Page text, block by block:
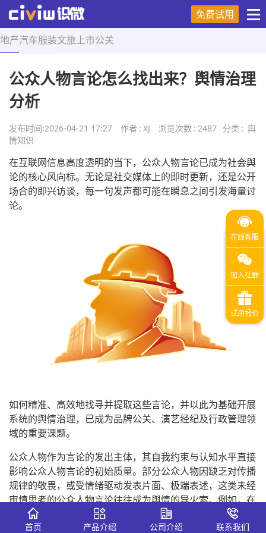
免费试用
地产汽车服装文旅 上市公关
首页 > 舆情知识 > 正文
公众人物言论怎么找出来？舆情治理
分析
发布时间:2026-04-21 17:27 作者 : XJ 浏览次数 : 2487 分类 : 舆
情知识
在互联网信息高度透明的当下，公众人物言论已成为社会舆
论的核心风向标。无论是社交媒体上的即时更新，还是公开
场合的即兴访谈，每一句发声都可能在瞬息之间引发海量讨
论。
如何精准、高效地找寻并提取这些言论，并以此为基础开展
系统的舆情治理，已成为品牌公关、演艺经纪及行政管理领
域的重要课题。
公众人物作为言论的发出主体，其自我约束与认知水平直接
影响公众人物言论的初始质量。部分公众人物因缺乏对传播
规律的敬畏，或受情绪驱动发表片面、极端表述，这类未经
审慎思考的公众人物言论往往成为舆情的导火索。例如，在
涉及社会议题时，若仅从个人视角片面解读，易引发群体对
立；在专业领域外随意评论敏感话题，则可能触碰公众情感
首页 产品介绍 公司介绍 联系我们